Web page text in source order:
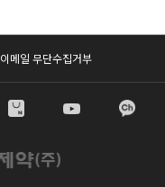
이메일 무단수집거부